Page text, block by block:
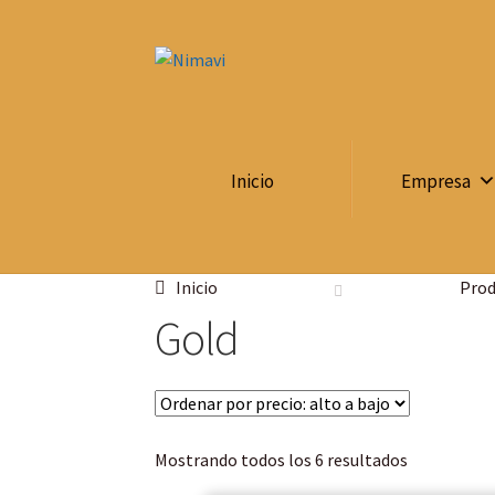
Saltar
Ir
Inicio Empresa
Inicio
Gold
Mostrando todos los 6 resultados